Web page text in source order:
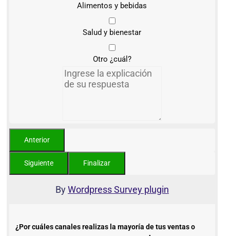
Alimentos y bebidas
Salud y bienestar
Otro ¿cuál?
ByWordpress Survey plugin
¿Por cuáles canales realizas la mayoría de tus ventas o